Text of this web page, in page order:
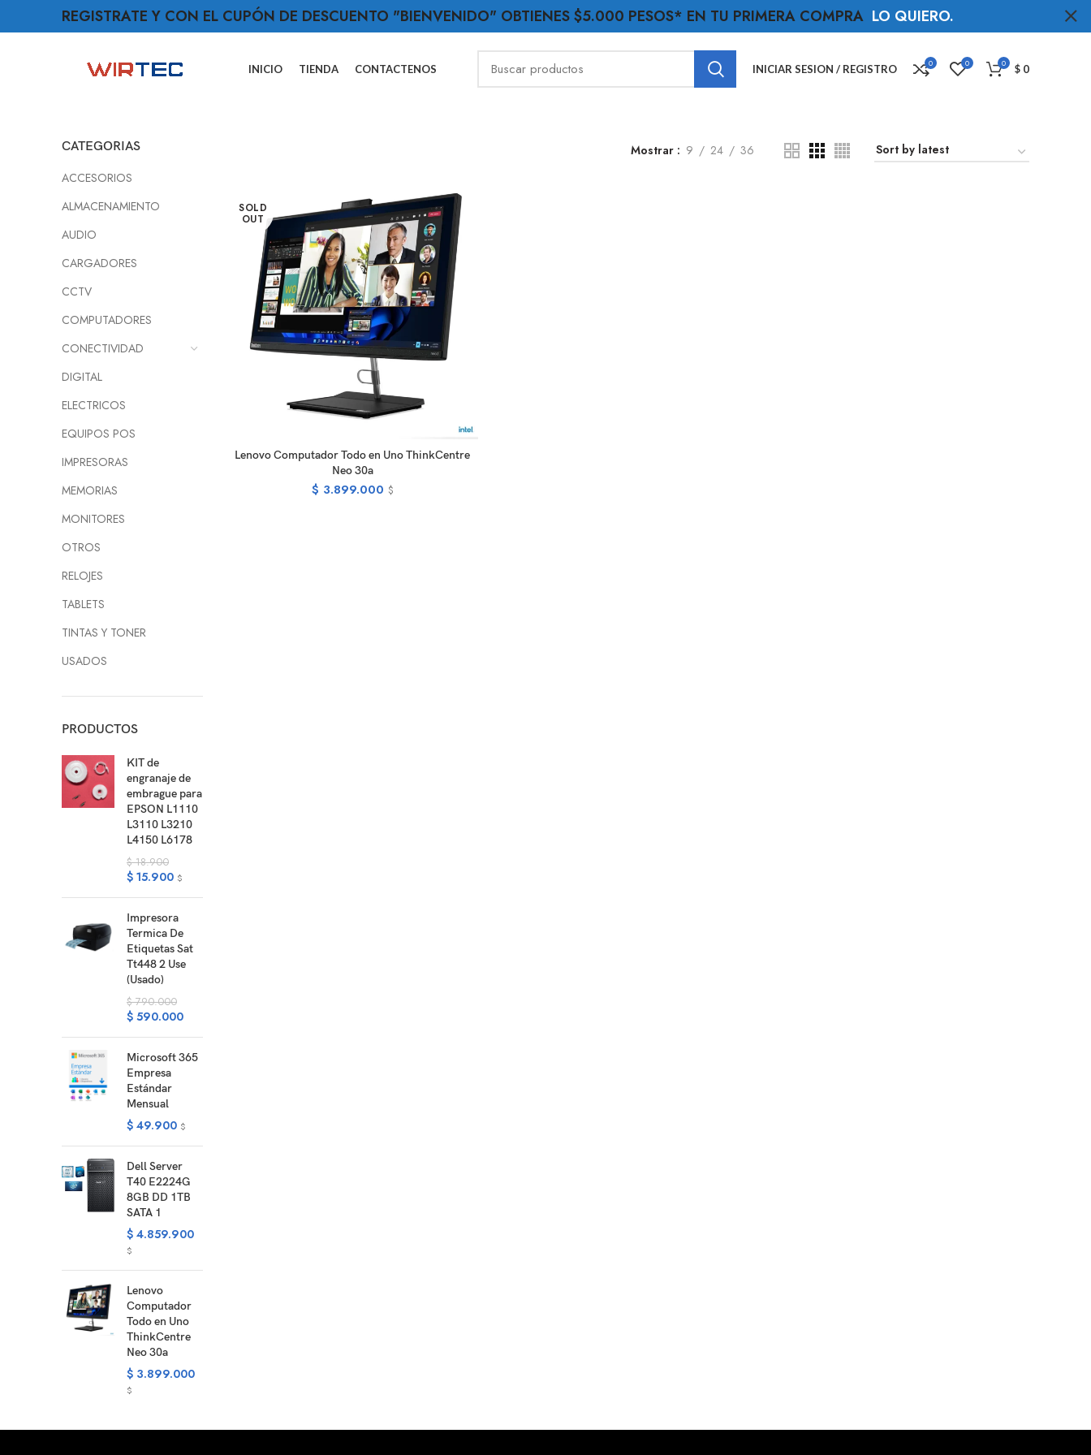
INICIO TIENDA CONTACTENOS INICIAR SESION / REGISTRO 0 0 0 $ 0
CATEGORIAS
ACCESORIOS
ALMACENAMIENTO
AUDIO
CARGADORES
CCTV
COMPUTADORES
CONECTIVIDAD
DIGITAL
ELECTRICOS
EQUIPOS POS
IMPRESORAS
MEMORIAS
MONITORES
OTROS
RELOJES
TABLETS
TINTAS Y TONER
USADOS
PRODUCTOS
KIT de
engranaje de
embrague para
EPSON L1110
L3110 L3210
L4150 L6178
$18.900
$ 15.900 $
Impresora
Termica De
Etiquetas Sat
Tt448 2 Use
(Usado)
$790.000
$ 590.000
Microsoft 365
Empresa
Estándar
Mensual
$ 49.900 $
Dell Server
T40 E2224G
8GB DD 1TB
SATA 1
$ 4.859.900
$
Lenovo
Computador
Todo en Uno
ThinkCentre
Neo 30a
$ 3.899.000
$
Mostrar 9 24 36
SOLD
OUT
READ MORE
Lenovo Computador Todo en Uno ThinkCentre
Neo 30a
$ 3.899.000 $
REGISTRATE Y CON EL CUPÓN DE DESCUENTO "BIENVENIDO" OBTIENES $5.000 PESOS* EN TU PRIMERA COMPRA LO QUIERO.